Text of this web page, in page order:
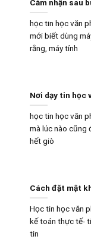
Cảm nhận sau
học tin học văn
mới biết dùng
rằng, máy tính
Nơi dạy tin học
học tin học văn
mà lúc nào cũng
hết giò
Cách đặt mật
Học tin học văn
kế toán thực tế-
tin